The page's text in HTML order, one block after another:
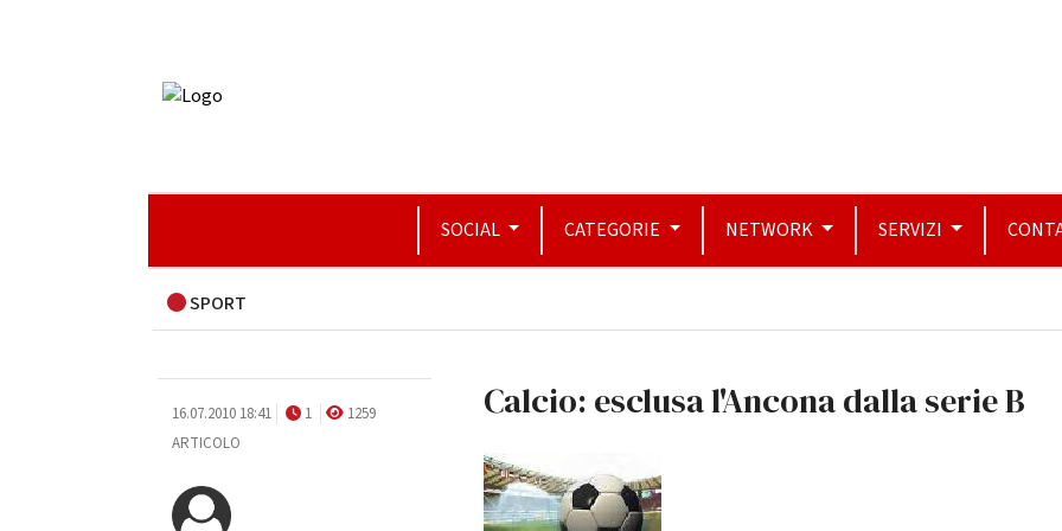
SOCIAL CATEGORIE NETWORK SERVIZI
SPORT
16.07.2010 18:41 1
1259
ARTICOLO
Calcio: esclusa l'Ancona dalla serie B